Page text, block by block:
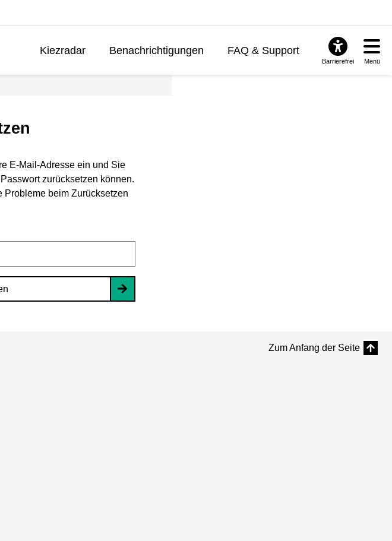
Kiezradar Benachrichtigungen FAQ & Support
Barrierefrei Menü
E-Mail-Adresse ein und Sie
zurücksetzen können.
Probleme beim Zurücksetzen
Zum Anfang der Seite